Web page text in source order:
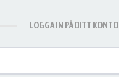
LOGGA IN PÅ DITT KONTO